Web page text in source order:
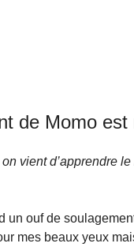
de Momo est
vient d’apprendre
un ouf de
mes beaux yeux